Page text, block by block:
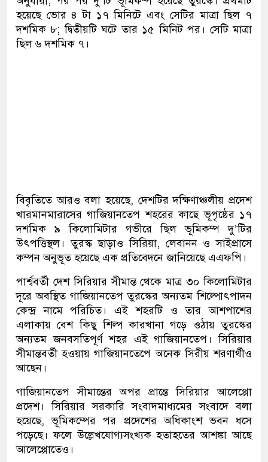
হয়েছে ভোর ৪ টা ১৭ মিনিটে এবং সেটির মাত্রা ছিল ৭
দশমিক ৮; দ্বিতীয়টি ঘটে তার ১৫ মিনিট পর। সেটি মাত্রা
ছিল ৬ দশমিক ৭।
বিবৃতিতে আরও বলা হয়েছে, দেশটির দক্ষিণাঞ্চলীয় প্রদেশ
খারমানমারাসের গাজিয়ানতেপ শহরের কাছে ভূপৃষ্ঠের ১৭
দশমিক ৯ কিলোমিটার গভীরে ছিল ভূমিকম্প দু’টির
উৎপত্তিস্থল। তুরস্ক ছাড়াও সিরিয়া, লেবানন ও সাইপ্রাসে
কম্পন অনুভূত হয়েছে এক প্রতিবেদনে জানিয়েছে এএফপি।
পার্শ্ববর্তী দেশ সিরিয়ার সীমান্ত থেকে মাত্র ৩০ কিলোমিটার
দূরে অবস্থিত গাজিয়ানতেপ তুরস্কের অন্যতম শিল্পোৎপাদন
কেন্দ্র নামে পরিচিত। এই শহরটি ও তার আশপাশের
এলাকায় বেশ কিছু শিল্প কারখানা গড়ে ওঠায় তুরস্কের
অন্যতম জনবসতিপূর্ণ শহর এই গাজিয়ানতেপ। সিরিয়ার
সীমান্তবর্তী হওয়ায় গাজিয়ানতেপে অনেক সিরীয় শরণার্থীও
আছেন।
গাজিয়ানতেপ সীমান্তের অপর প্রান্তে সিরিয়ার আলেপ্পো
প্রদেশ। সিরিয়ার সরকারি সংবাদমাধ্যমের সংবাদে বলা
হয়েছে, ভূমিকম্পের পর প্রদেশের অধিকাংশ ভবন ধসে
পড়েছে। ফলে উল্লেখযোগ্যসংখ্যক হতাহতের আশঙ্কা আছে
আলেপ্পোতেও।